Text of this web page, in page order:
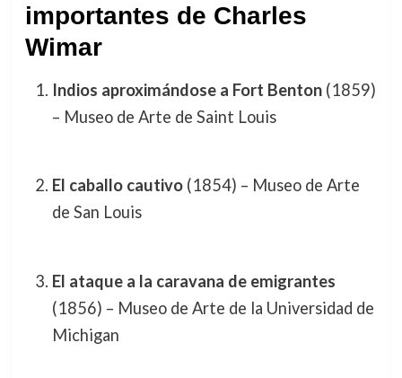
importantes de Charles
Wimar
Indios aproximándose a Fort Benton(1859)
– Museo de Arte de Saint Louis
El caballo cautivo(1854) – Museo de Arte
de San Louis
El ataque a la caravana de emigrantes
(1856) – Museo de Arte de la Universidad de
Michigan